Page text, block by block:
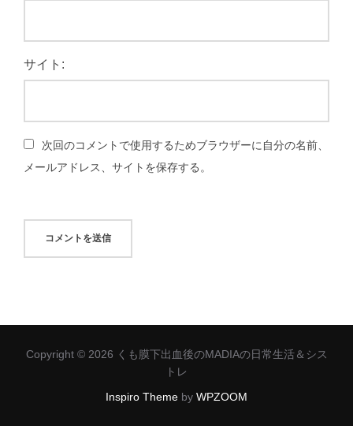
サイト:
次回のコメントで使用するためブラウザーに自分の名前、
メールアドレス、サイトを保存する。
Copyright © 2026 くも膜下出血後のMADIAの日常生活＆シス
トレ
Inspiro Theme by WPZOOM